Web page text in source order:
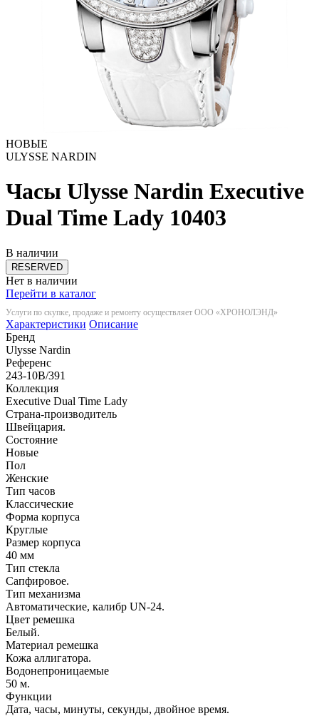
НОВЫЕ
ULYSSE NARDIN
Часы Ulysse Nardin Executive
Dual Time Lady 10403
В наличии
RESERVED
Нет в наличии
Перейти в каталог
Услуги по скупке, продаже и ремонту осуществляет ООО «ХРОНОЛЭНД»
Характеристики Описание
Бренд
Ulysse Nardin
Референс
243-10B/391
Коллекция
Executive Dual Time Lady
Страна-производитель
Швейцария.
Состояние
Новые
Пол
Женские
Тип часов
Классические
Форма корпуса
Круглые
Размер корпуса
40 мм
Тип стекла
Сапфировое.
Тип механизма
Автоматические, калибр UN-24.
Цвет ремешка
Белый.
Материал ремешка
Кожа аллигатора.
Водонепроницаемые
50 м.
Функции
Дата, часы, минуты, секунды, двойное время.